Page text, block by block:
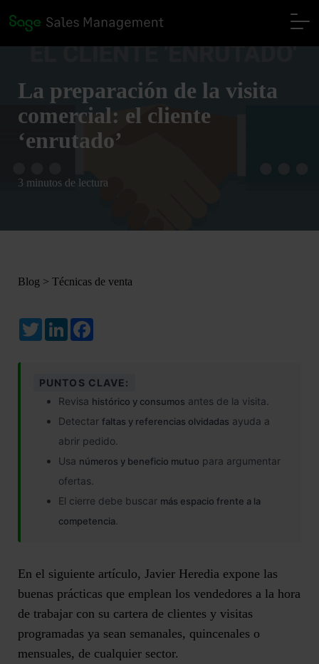
La preparación de la visita
comercial: el cliente
‘enrutado’
3 minutos de lectura
Blog > Técnicas de venta
TwitterLinkedIn
PUNTOS CLAVE:
Revisa histórico y consumos antes de la visita.
Detectar faltas y referencias olvidadas ayuda a
abrir pedido.
Usa números y beneficio mutuo para argumentar
ofertas.
El cierre debe buscar más espacio frente a la
competencia
En el siguiente artículo, Javier Heredia expone las
buenas prácticas que emplean los vendedores a la hora
de trabajar con su cartera de clientes y visitas
programadas ya sean semanales, quincenales o
mensuales, de cualquier sector.